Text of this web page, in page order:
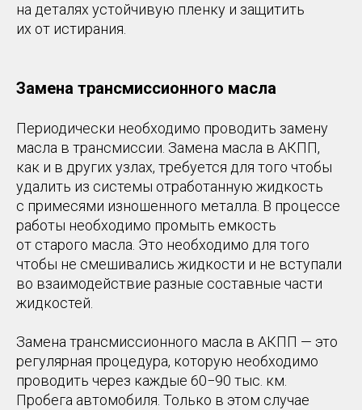
на деталях устойчивую пленку и защитить
их от истирания.
Замена трансмиссионного масла
Периодически необходимо проводить замену
масла в трансмиссии. Замена масла в АКПП,
как и в других узлах, требуется для того чтобы
удалить из системы отработанную жидкость
с примесями изношенного металла. В процессе
работы необходимо промыть емкость
от старого масла. Это необходимо для того
чтобы не смешивались жидкости и не вступали
во взаимодействие разные составные части
жидкостей.
Замена трансмиссионного масла в АКПП — это
регулярная процедура, которую необходимо
проводить через каждые 60−90 тыс. км.
Пробега автомобиля. Только в этом случае